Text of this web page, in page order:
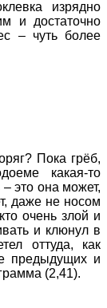
изрядно
и достаточно
– чуть более
Пока грёб,
какая-то
это она может,
даже не носом
очень злой и
и клюнул в
оттуда, как
предыдущих и
(2,41).